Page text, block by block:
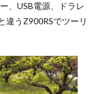
、USB電源、ドラレ
違うZ900RSでツーリ